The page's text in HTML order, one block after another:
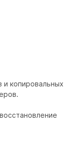
и копировальных